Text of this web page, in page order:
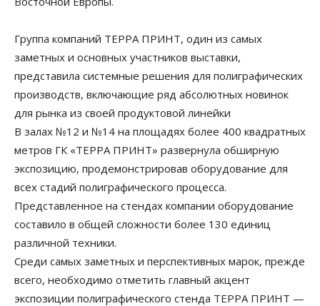
Группа компаний ТЕРРА ПРИНТ, один из самых
заметных и основных участников выставки,
представила системные решения для полиграфических
производств, включающие ряд абсолютных новинок
для рынка из своей продуктовой линейки
В залах №12 и №14 на площадях более 400 квадратных
метров ГК «ТЕРРА ПРИНТ» развернула обширную
экспозицию, продемонстрировав оборудование для
всех стадий полиграфического процесса.
Представленное на стендах компании оборудование
составило в общей сложности более 130 единиц
различной техники.
Среди самых заметных и перспективных марок, прежде
всего, необходимо отметить главный акцент
экспозиции полиграфического стенда ТЕРРА ПРИНТ —